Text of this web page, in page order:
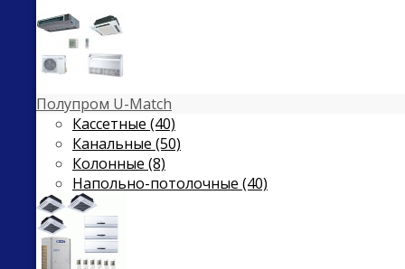
Полупром U-Match
Кассетные (40)
Канальные (50)
Колонные (8)
Напольно-потолочные (40)